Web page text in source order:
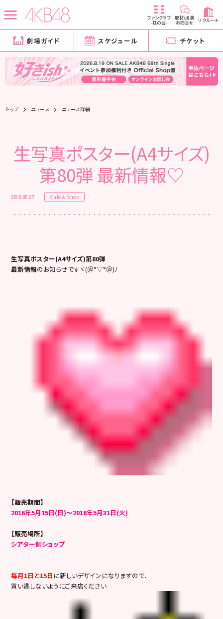
ファンクラブ
-柱の会-
取材/出演
お問合せ リクルート
劇場ガイド スケジュール チケット
トップ ニュース ニュース詳細
生写真ポスター(A4サイズ)
第80弾 最新情報♡
2016.05.27 Cafe & Shop
生写真ポスター(A4サイズ)第80弾
最新情報のお知らせですヾ(＠°▽°＠)ﾉ
【販売期間】
2016年5月15日(日)～2016年5月31日(火)
【販売場所】
シアター側ショップ
毎月1日 と15日 に新しいデザインになりますので、
買い逃しないようにご来店ください